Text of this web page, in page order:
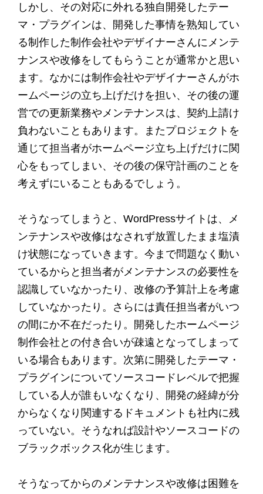
しかし、その対応に外れる独自開発したテー
マ・プラグインは、開発した事情を熟知してい
る制作した制作会社やデザイナーさんにメンテ
ナンスや改修をしてもらうことが通常かと思い
ます。なかには制作会社やデザイナーさんがホ
ームページの立ち上げだけを担い、その後の運
営での更新業務やメンテナンスは、契約上請け
負わないこともあります。またプロジェクトを
通じて担当者がホームページ立ち上げだけに関
心をもってしまい、その後の保守計画のことを
考えずにいることもあるでしょう。
そうなってしまうと、WordPressサイトは、メ
ンテナンスや改修はなされず放置したまま塩漬
け状態になっていきます。今まで問題なく動い
ているからと担当者がメンテナンスの必要性を
認識していなかったり、改修の予算計上を考慮
していなかったり。さらには責任担当者がいつ
の間にか不在だったり。開発したホームページ
制作会社との付き合いが疎遠となってしまって
いる場合もあります。次第に開発したテーマ・
プラグインについてソースコードレベルで把握
している人が誰もいなくなり、開発の経緯が分
からなくなり関連するドキュメントも社内に残
っていない。そうなれば設計やソースコードの
ブラックボックス化が生じます。
そうなってからのメンテナンスや改修は困難を